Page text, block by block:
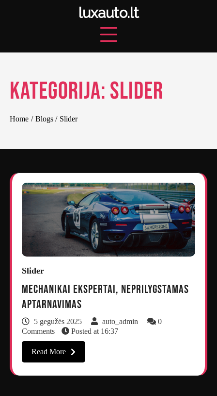
luxauto.lt
Kategorija: Slider
Home Blogs Slider
Slider
Mechanikai ekspertai, neprilygstamas
aptarnavimas
5 gegužės 2025 auto_admin
0
Comments
Posted at 16:37
Read More